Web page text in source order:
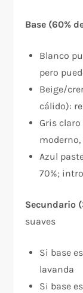
Base (60%
Blanco
pero
Beige/
cálido):
Gris claro
Azul
70%;
Secundario
suaves
Si base
lavanda
Si base